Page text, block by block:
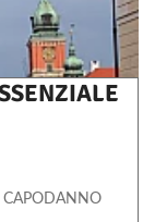
CAPODANNO